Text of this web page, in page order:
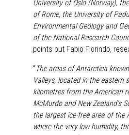
University of Oslo (Norway),
of Rome, the University of
Environmental Geology and
of the National Research
points out Fabio Florindo,
“The areas of Antarctica
Valleys, located in the eastern
kilometres from the American
McMurdo and New Zealand's
the largest ice-free area of the
where the very low humidity,